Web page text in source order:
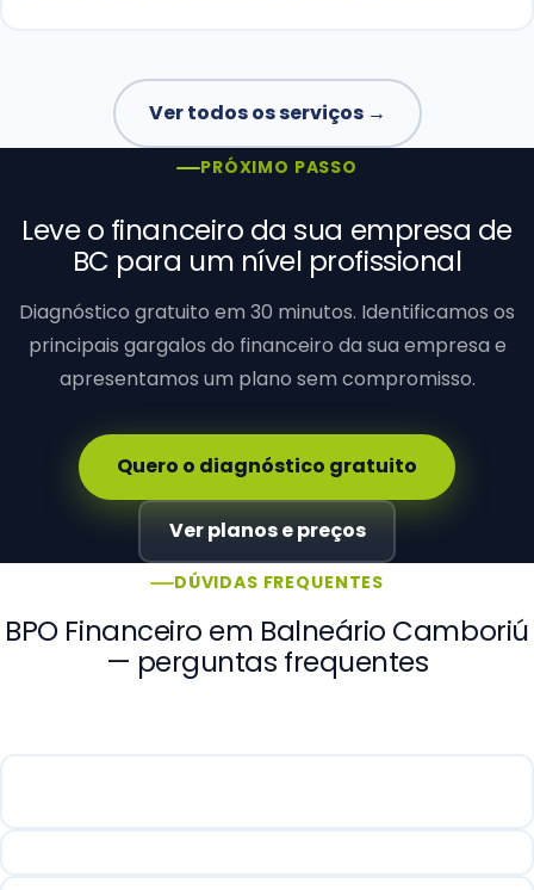
Ver todos os serviços →
PRÓXIMO PASSO
Leve o financeiro da sua empresa de
BC para um nível profissional
Diagnóstico gratuito em 30 minutos. Identificamos os
principais gargalos do financeiro da sua empresa e
apresentamos um plano sem compromisso.
Quero o diagnóstico gratuito
Ver planos e preços
DÚVIDAS FREQUENTES
BPO Financeiro em Balneário Camboriú
— perguntas frequentes